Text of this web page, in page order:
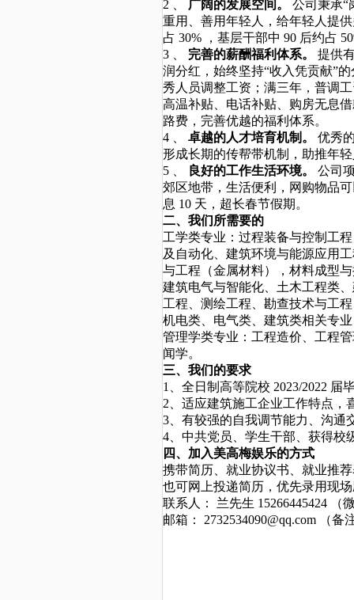
2
广阔的发展空间。
公司秉承“
重用、善用年轻人，给年轻人提
占 30% ，基层干部中 90 后约占
3
完善的薪酬福利体系。
提供
润分红，始终坚持“收入凭贡献”
秀人员调整工资；满三年，普调
高温补贴、电话补贴、购房无息
路费，完善优越的福利体系。
4
卓越的人才培育机制。
优秀
形成长期的传帮带机制，助推年
5
良好的工作生活环境。
公司
郊区地带，生活便利，网购物品
息 10 天，超长春节假期。
二、我们所需要的
工学类专业：过程装备与控制工
及自动化、建筑环境与能源应用
与工程（金属材料），材料成型
建筑电气与智能化、土木工程类
工程、测绘工程、勘查技术与工
机电类、电气类、建筑类相关专
管理学类专业：工程造价、工程
闻学。
三、我们的要求
1、全日制高等院校 2023/2022 届
2、适应建筑施工企业工作特点，
3、有较强的自我调节能力、沟通
4、中共党员、学生干部、获得校
四、加入美高梅娱乐的方式
携带简历、就业协议书、就业推
也可网上投递简历，优先录用现
联系人： 兰先生 15266445424
（
邮箱：
2732534090@qq.com （备